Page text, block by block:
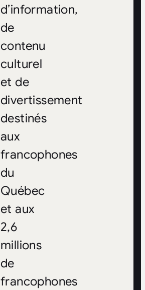
d’information,
de
contenu
culturel
et de
divertissement
destinés
aux
francophones
du
Québec
et aux
2,6
millions
de
francophones